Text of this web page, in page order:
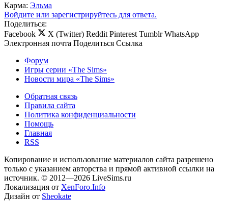
Карма: Эльма
Войдите или зарегистрируйтесь для ответа.
Поделиться:
Facebook
X (Twitter) Reddit Pinterest Tumblr WhatsApp
Электронная почта Поделиться Ссылка
Форум
Игры серии «The Sims»
Новости мира «The Sims»
Обратная связь
Правила сайта
Политика конфиденциальности
Помощь
Главная
RSS
Копирование и использование материалов сайта разрешено
только с указанием авторства и прямой активной ссылки на
источник. © 2012—2026 LiveSims.ru
Локализация от XenForo.Info
Дизайн от Sheokate